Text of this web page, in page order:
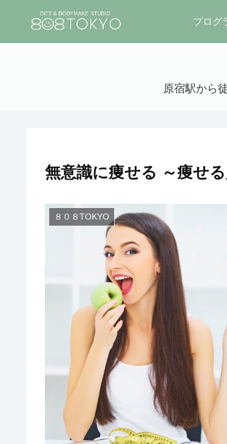
プログ
原宿駅から
無意識に痩せる ～痩せ
８０８TOKYO